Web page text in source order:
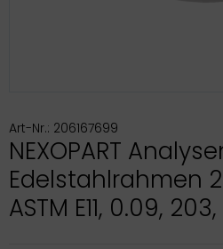
Art-Nr.: 206167699
NEXOPART
Edelstahlrahmen
ASTM E11, 0.09,